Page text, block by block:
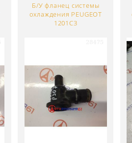
Б/У фланец системы
охлаждения PEUGEOT
1201C3